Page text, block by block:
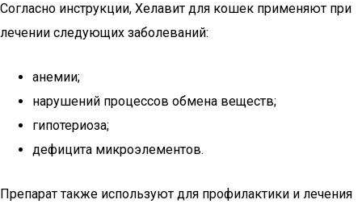
Согласно инструкции, Хелавит для кошек применяют при
лечении следующих заболеваний:
анемии;
нарушений процессов обмена веществ;
гипотериоза;
дефицита микроэлементов.
Препарат также используют для профилактики и лечения